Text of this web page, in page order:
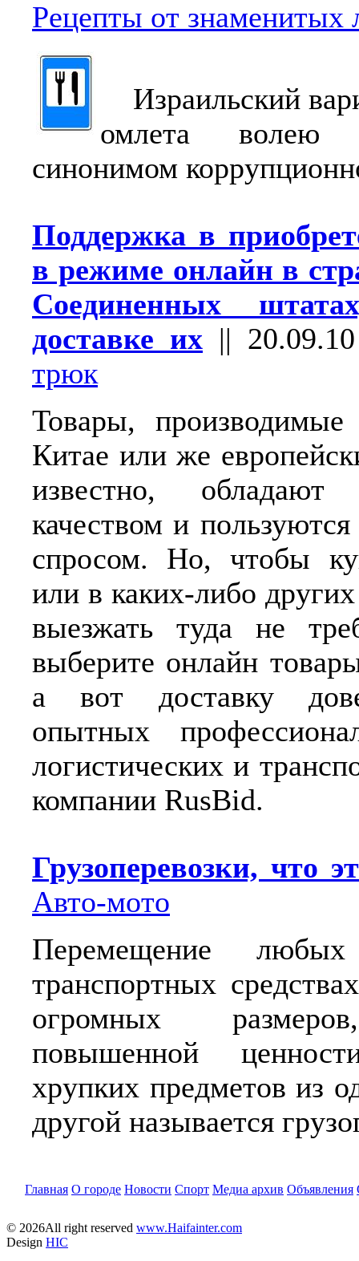
Рецепты от знаменитых
Израильский
омлета волею
синонимом
Поддержка в
в режиме онлайн в
Соединенных
доставке их || 20.09.10
трюк
Товары,
Китае или же
известно, обладают
качеством и
спросом. Но, чтобы
или в каких-либо
выезжать туда не
выберите онлайн
а вот доставку
опытных
логистических и
компании RusBid.
Грузоперевозки, что
Авто-мото
Перемещение
транспортных
огромных
повышенной
хрупких предметов из
другой называется
Главная О городе Новости Спорт Медиа архив Объявления
© 2026All right reserved www.Haifainter.com
Design HIC